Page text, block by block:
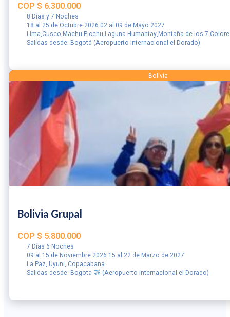
COP $ 6.300.000
8 Días y 7 Noches
18 al 25 de Octubre 2026 02 al 09 de Mayo 2027
Lima,Cusco,Machu Picchu,Laguna Humantay,Montaña de los 7
Salidas desde: Bogotá (Aeropuerto internacional el Dorado)
Bolivia Grupal
COP $ 5.800.000
7 Días 6 Noches
09 al 15 de Noviembre 2026 15 al 22 de Marzo de 2027
La Paz, Uyuni, Copacabana
Salidas desde: Bogota
(Aeropuerto internacional el Dorado)
Bolivia